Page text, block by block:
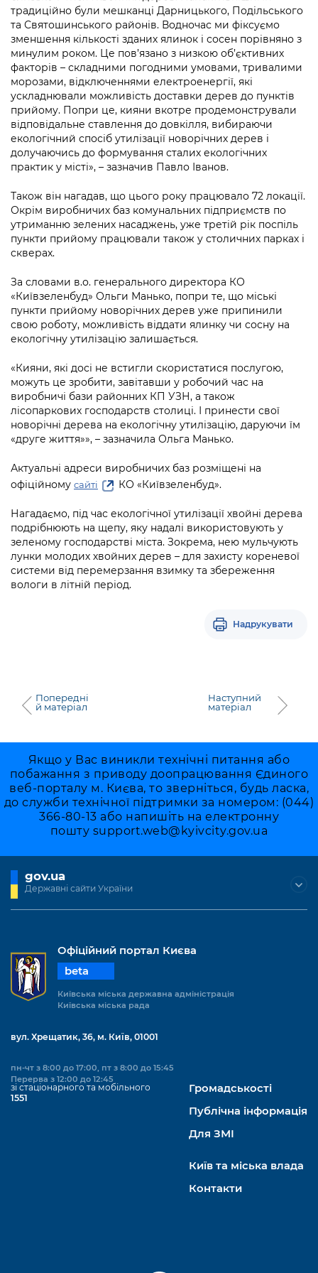
Підприємства, установи, організації
Kyiv International Relations
Річні звіти
Гендерна політика
Безбар'єрність
Київська міська військова адміністрація
Портал Захисників та Захисниць
Безбар'єрність
Портал послуг
Міський застосунок Київ Цифровий
Важливе під час воєнного стану
Уряд» – місцевий рівень»
Важливе під час воєнного стану
Про відкриті дані
Портал даних Києва
Публічні дашборди
традиційно були мешканці Дарницького, Подільського
та Святошинського районів. Водночас ми фіксуємо
зменшення кількості зданих ялинок і сосен порівняно з
минулим роком. Це пов’язано з низкою об’єктивних
факторів – складними погодними умовами, тривалими
морозами, відключеннями електроенергії, які
ускладнювали можливість доставки дерев до пунктів
прийому. Попри це, кияни вкотре продемонстрували
відповідальне ставлення до довкілля, вибираючи
екологічний спосіб утилізації новорічних дерев і
долучаючись до формування сталих екологічних
практик у місті», – зазначив Павло Іванов.
Також він нагадав, що цього року працювало 72 локації.
Окрім виробничих баз комунальних підприємств по
утриманню зелених насаджень, уже третій рік поспіль
пункти прийому працювали також у столичних парках і
скверах.
За словами в.о. генерального директора КО
«Київзеленбуд» Ольги Манько, попри те, що міські
пункти прийому новорічних дерев уже припинили
свою роботу, можливість віддати ялинку чи сосну на
екологічну утилізацію залишається.
«Кияни, які досі не встигли скористатися послугою,
можуть це зробити, завітавши у робочий час на
виробничі бази районних КП УЗН, а також
лісопаркових господарств столиці. І принести свої
новорічні дерева на екологічну утилізацію, даруючи їм
«друге життя»», – зазначила Ольга Манько.
Актуальні адреси виробничих баз розміщені на
офіційному сайті КО «Київзеленбуд».
Нагадаємо, під час екологічної утилізації хвойні дерева
подрібнюють на щепу, яку надалі використовують у
зеленому господарстві міста. Зокрема, нею мульчують
лунки молодих хвойних дерев – для захисту кореневої
системи від перемерзання взимку та збереження
вологи в літній період.
Надрукувати
Попередні
й матеріал
Наступний
матеріал
Якщо у Вас виникли технічні питання або
побажання з приводу доопрацювання Єдиного
веб-порталу м. Києва, то зверніться, будь ласка,
до служби технічної підтримки за номером: (044)
366-80-13 або напишіть на електронну
пошту support.web@kyivcity.gov.ua
gov.ua
Державні сайти України
Офіційний портал Києва
beta
Київська міська державна адміністрація
Київська міська рада
вул. Хрещатик, 36, м. Київ, 01001
пн-чт з 8:00 до 17:00, пт з 8:00 до 15:45
Перерва з 12:00 до 12:45
зі стаціонарного та мобільного
1551
Громадськості
Публічна інформація
Для ЗМІ
Київ та міська влада
Контакти